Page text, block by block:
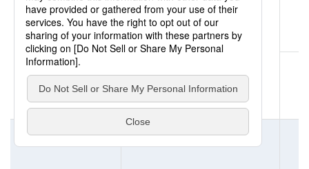
120pin 21.00（+0.5/-0.5mm）